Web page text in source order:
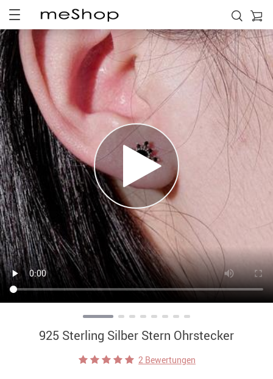
925 Sterling Silber Stern Ohrstecker
2 Bewertungen